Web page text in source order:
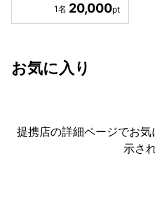
20,000
お気に入り
提携店の詳細ページでお気
示さ